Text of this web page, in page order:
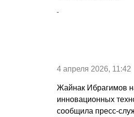
4 апреля 2026,
Жайнак Ибрагимов
инновационных
сообщила пресс-